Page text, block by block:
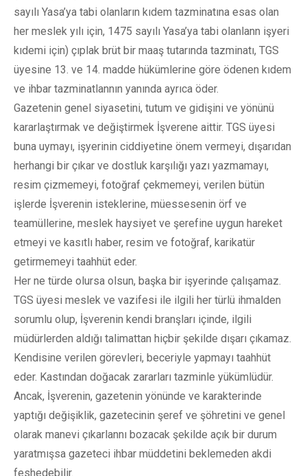
sayılı Yasa’ya tabi olanların kıdem tazminatına esas olan
her meslek yılı için, 1475 sayılı Yasa’ya tabi olanlann işyeri
kıdemi için) çıplak brüt bir maaş tutarında tazminatı, TGS
üyesine 13. ve 14. madde hükümlerine göre ödenen kıdem
ve ihbar tazminatlannın yanında ayrıca öder.
Gazetenin genel siyasetini, tutum ve gidişini ve yönünü
kararlaştırmak ve değiştirmek İşverene aittir. TGS üyesi
buna uymayı, işyerinin ciddiyetine önem vermeyi, dışarıdan
herhangi bir çıkar ve dostluk karşılığı yazı yazmamayı,
resim çizmemeyi, fotoğraf çekmemeyi, verilen bütün
işlerde İşverenin isteklerine, müessesenin örf ve
teamüllerine, meslek haysiyet ve şerefine uygun hareket
etmeyi ve kasıtlı haber, resim ve fotoğraf, karikatür
getirmemeyi taahhüt eder.
Her ne türde olursa olsun, başka bir işyerinde çalışamaz.
TGS üyesi meslek ve vazifesi ile ilgili her türlü ihmalden
sorumlu olup, İşverenin kendi branşları içinde, ilgili
müdürlerden aldığı talimattan hiçbir şekilde dışarı çıkamaz.
Kendisine verilen görevleri, beceriyle yapmayı taahhüt
eder. Kastından doğacak zararları tazminle yükümlüdür.
Ancak, İşverenin, gazetenin yönünde ve karakterinde
yaptığı değişiklik, gazetecinin şeref ve şöhretini ve genel
olarak manevi çıkarlannı bozacak şekilde açık bir durum
yaratmışsa gazeteci ihbar müddetini beklemeden akdi
feshedebilir.